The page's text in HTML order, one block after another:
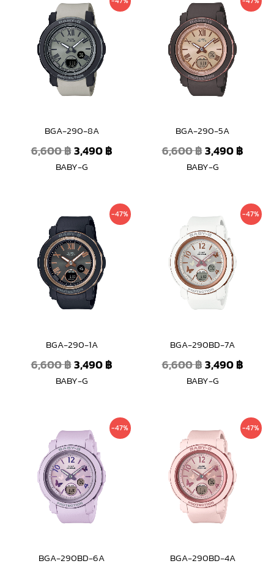
BGA-290-8A
6,600฿
price
was:
6,600 ฿.
3,490฿
price
BABY-G
BGA-290-5A
6,600฿
price
was:
6,600 ฿.
3,490฿
price
BABY-G
-47%
BGA-290-1A
6,600฿
Original
price
was:
6,600 ฿.
3,490฿
Current
price
BABY-G
-47%
BGA-290BD-7A
6,600฿
Original
price
was:
6,600 ฿.
3,490฿
price
BABY-G
-47%
BGA-290BD-6A
Original
price
was:
6,600 ฿.
Current
price
-47%
BGA-290BD-4A
Original
price
was:
6,600 ฿.
price